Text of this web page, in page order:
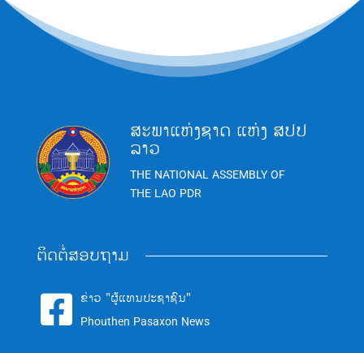
ສະພາແຫ່ງຊາດ ແຫ່ງ ສປປ
ລາວ
THE NATIONAL ASSEMBLY OF
THE LAO PDR
ຕິດຕໍ່ສອບຖາມ
 ຂ່າວ "ຜູ້ແທນປະຊາຊົນ"
Phouthen Pasaxon News